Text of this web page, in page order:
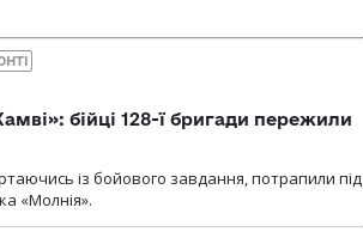
бійці 128-ї бригади пережили
із бойового завдання, потрапили під
«Молнія».